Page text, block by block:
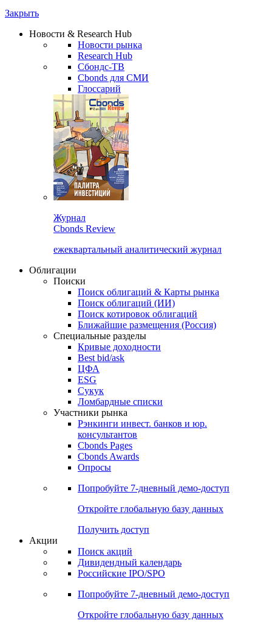
Закрыть
Новости & Research Hub
Новости рынка
Research Hub
Сбондс-ТВ
Cbonds для СМИ
Глоссарий
Журнал
Cbonds Review
ежеквартальный аналитический журнал
Облигации
Поиски
Поиск облигаций & Карты рынка
Поиск облигаций (ИИ)
Поиск котировок облигаций
Ближайшие размещения (Россия)
Специальные разделы
Кривые доходности
Best bid/ask
ЦФА
ESG
Сукук
Ломбардные списки
Участники рынка
Рэнкинги инвест. банков и юр.
консультантов
Cbonds Pages
Cbonds Awards
Опросы
Попробуйте 7-дневный демо-доступ
Откройте глобальную базу данных
Получить доступ
Акции
Поиск акций
Дивидендный календарь
Российские IPO/SPO
Попробуйте 7-дневный демо-доступ
Откройте глобальную базу данных